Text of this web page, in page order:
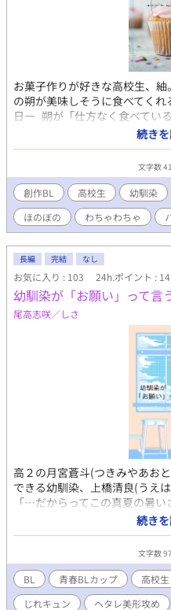
お菓子作りが好きな高校生、
の朔が美味しそうに食べてく
日ー 朔が「仕方なく食べてい
てしまい、迷惑になっていた
は、朔にお菓子をあげる事が
後ー 再び朔にお菓子をあげる
った幼馴染の、お菓子を巡る恋
続き
文字数
創作BL 高校生 幼馴染
ほのぼの
わちゃわちゃ
長編 完結 なし
お気に入り : 103 24h.ポイント : 14
幼馴染が「お願い」って言
尾高志咲／しさ
高２の月宮蒼斗(つきみやあお
できる幼馴染、上橋清良(うえ
「…だからってこの真夏の暑
着ぐるみを着ろってのは無理
好会にはメンバーが３人しか
人だ。商店街の夏祭りに参加
ダ役がいなくなってしまった
生と背の高さが変わらない蒼斗
と泣きつく。昔から清良の「お
いたのだが…。 家が隣同士で、
続き
文字数
BL 青春BLカップ​ 高校生
じれキュン
ヘタレ美形攻め